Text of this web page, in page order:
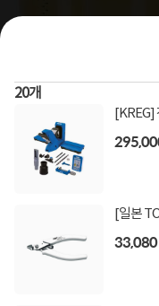
20개
[KREG]
[일본
33,080
상품번호1344385
[마운트존] 전문작업
65mic두께 50개
접착제/테이프/가스켓